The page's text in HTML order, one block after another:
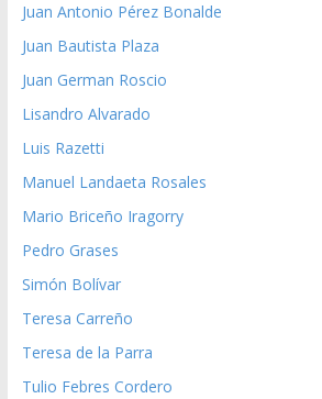
Juan Antonio Pérez Bonalde
Juan Bautista Plaza
Juan German Roscio
Lisandro Alvarado
Luis Razetti
Manuel Landaeta Rosales
Mario Briceño Iragorry
Pedro Grases
Simón Bolívar
Teresa Carreño
Teresa de la Parra
Tulio Febres Cordero